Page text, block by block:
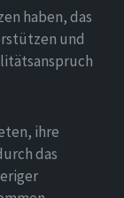
haben, das
und
ihre
das